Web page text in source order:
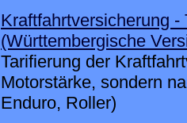
Kraftfahrtversicherung
(Württembergische
Tarifierung der
Motorstärke, sondern
Enduro, Roller)